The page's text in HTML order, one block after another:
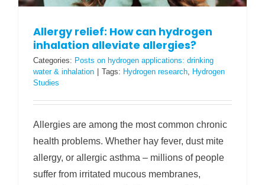
Allergy relief: How can hydrogen
inhalation alleviate allergies?
Categories: Posts on hydrogen applications: drinking
water & inhalation
Tags: Hydrogen research, Hydrogen
Studies
Allergies are among the most common chronic
health problems. Whether hay fever, dust mite
allergy, or allergic asthma – millions of people
suffer from irritated mucous membranes,